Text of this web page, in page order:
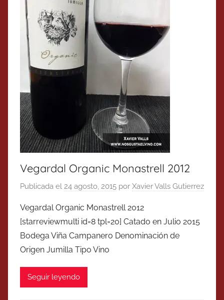
Vegardal Organic Monastrell 2012
Publicada el 24 agosto, 2015 por Xavier Valls Gutierrez
Vegardal Organic Monastrell 2012
[starreviewmulti id=8 tpl=20] Catado en Julio 2015
Bodega Viña Campanero Denominación de
Origen Jumilla Tipo Vino
Seguir leyendo